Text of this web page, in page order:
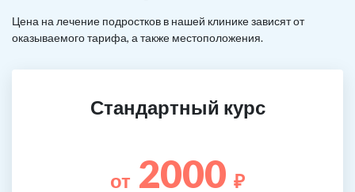
Цена на лечение подростков в нашей клинике зависят от
оказываемого тарифа, а также местоположения.
Стандартный курс
от 2000 ₽